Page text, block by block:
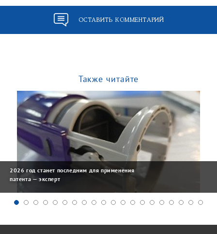
ОСТАВИТЬ КОММЕНТАРИЙ
Также читайте
2026 год станет последним для применения
патента — эксперт